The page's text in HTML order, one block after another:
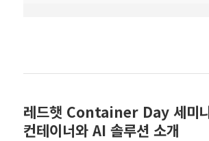
레드햇 Container Day 세미
컨테이너와 AI 솔루션 소개